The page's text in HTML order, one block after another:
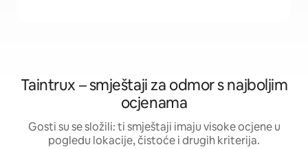
Taintrux – smještaji za odmor s najboljim
ocjenama
Gosti su se složili: ti smještaji imaju visoke ocjene u
pogledu lokacije, čistoće i drugih kriterija.